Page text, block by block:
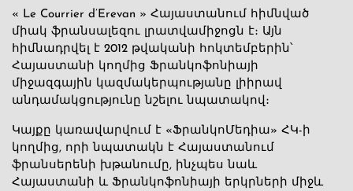
« Le Courrier d’Erevan » Հայաստանում հիմնված
միակ ֆրանսալեզու լրատվամիջոցն է։ Այն
հիմնադրվել է 2012 թվականի հոկտեմբերին՝
Հայաստանի կողմից Ֆրանկոֆոնիայի
միջազգային կազմակերպությանը լիիրավ
անդամակցությունը նշելու նպատակով։
Կայքը կառավարվում է «ՖրանկոՄեդիա» ՀԿ-ի
կողմից, որի նպատակն է Հայաստանում
ֆրանսերենի խթանումը, ինչպես նաև
Հայաստանի և Ֆրանկոֆոնիայի երկրների միջև